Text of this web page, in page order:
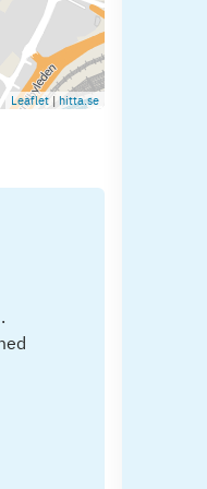
Leaflet | hitta.se